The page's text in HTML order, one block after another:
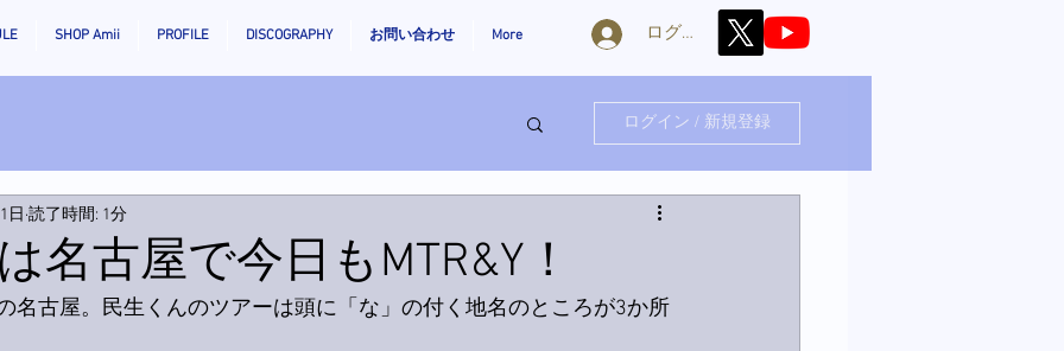
SHOP Amii PROFILE DISCOGRAPHY お問い合わせ More ログイン
ログイン / 新規登録
名古屋で今日もMTR&Y！
日 読了時間: 1分
名古屋。民生くんのツアーは頭に「な」の付く地名のところが3か所